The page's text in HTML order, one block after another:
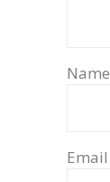
Name
Email